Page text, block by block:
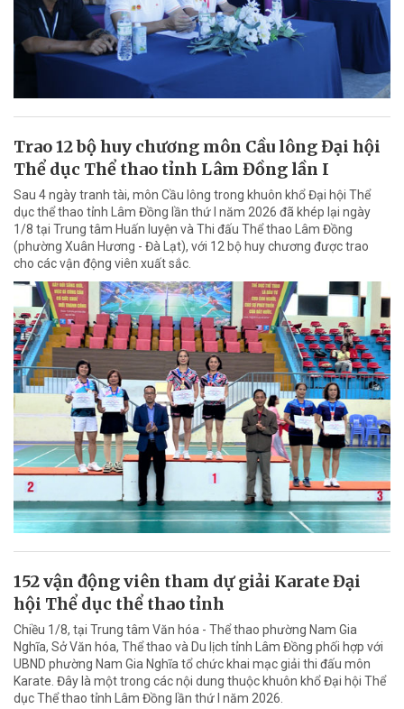
Trao 12 bộ huy chương môn Cầu lông Đại hội
Thể dục Thể thao tỉnh Lâm Đồng lần I
Sau 4 ngày tranh tài, môn Cầu lông trong khuôn khổ Đại hội Thể
dục thể thao tỉnh Lâm Đồng lần thứ I năm 2026 đã khép lại ngày
1/8 tại Trung tâm Huấn luyện và Thi đấu Thể thao Lâm Đồng
(phường Xuân Hương - Đà Lạt), với 12 bộ huy chương được trao
cho các vận động viên xuất sắc.
152 vận động viên tham dự giải Karate Đại
hội Thể dục thể thao tỉnh
Chiều 1/8, tại Trung tâm Văn hóa - Thể thao phường Nam Gia
Nghĩa, Sở Văn hóa, Thể thao và Du lịch tỉnh Lâm Đồng phối hợp với
UBND phường Nam Gia Nghĩa tổ chức khai mạc giải thi đấu môn
Karate. Đây là một trong các nội dung thuộc khuôn khổ Đại hội Thể
dục Thể thao tỉnh Lâm Đồng lần thứ I năm 2026.